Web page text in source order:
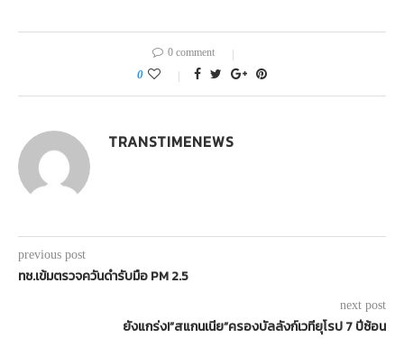
0 comment
0
TRANSTIMENEWS
previous post
ทช.เข้มตรวจควันดำรับมือ PM 2.5
next post
ยังแกร่ง!”สแกนเนีย”ครองบัลลังก์เวทียุโรป 7 ปีซ้อน